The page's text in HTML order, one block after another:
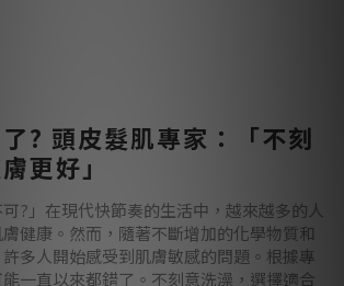
的養髮液。
秋冬季節的到來意味著空氣中的濕度降
內暖氣將會讓頭髮失去水分，更
? 頭皮髮肌專家：「不刻
更好」
可?」在現代快節奏的生活中，越來越多的人
健康。然而，隨著不斷增加的化學物質和
多人開始感受到肌膚敏感的問題。根據專
一直以來都錯了。不刻意洗澡，選擇適合